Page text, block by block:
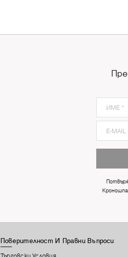
Поверителност И Правни Въпроси